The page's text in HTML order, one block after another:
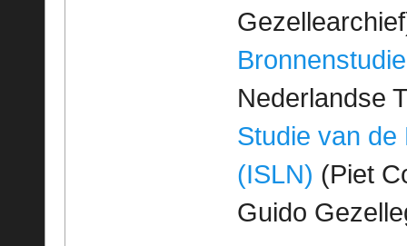
Bronnenstudie
Nederlandse
Studie van de
(ISLN) (Piet
Guido